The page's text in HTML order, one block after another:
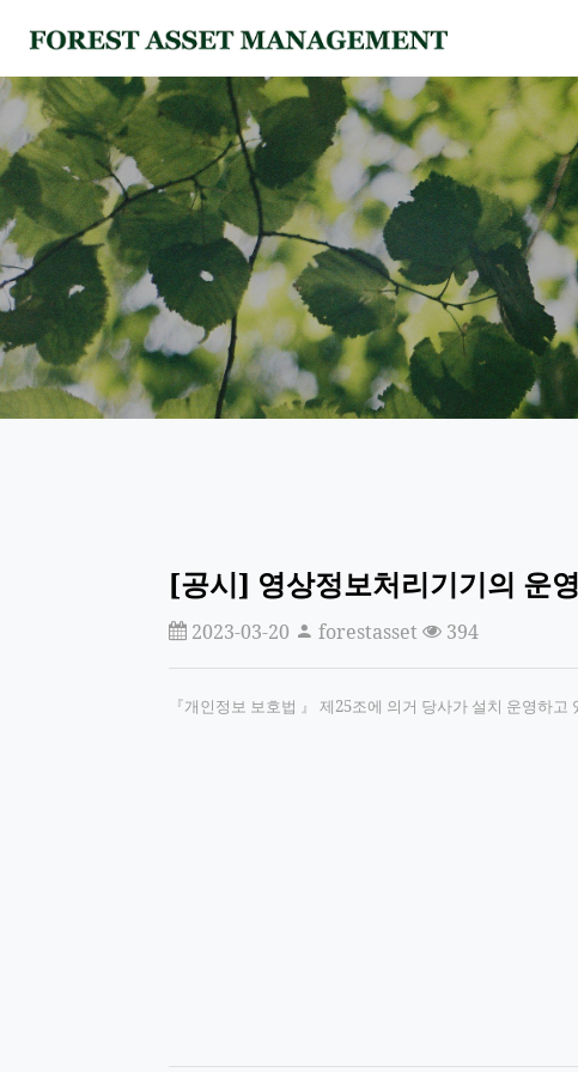
[공시] 영상정보처리기기의 운
2023-03-20 forestasset 394
『개인정보 보호법 』 제25조에 의거 당사가 설치 운영하